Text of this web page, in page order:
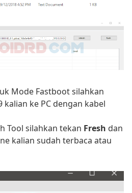
Mode Fastboot silahkan
ke PC dengan kabel
Tool silahkan tekan Fresh dan
kalian sudah terbaca atau